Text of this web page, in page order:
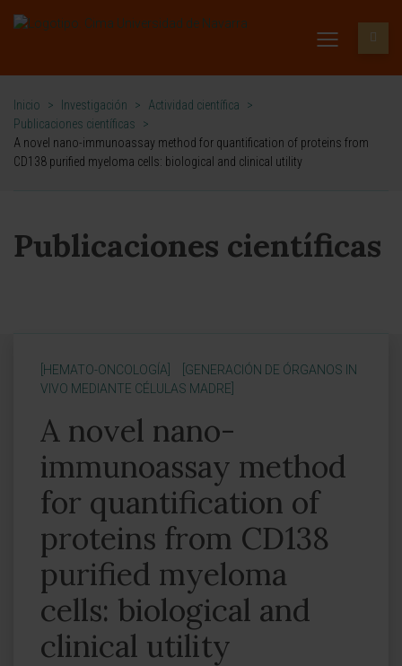
Inicio > Investigación > Actividad científica
>
Publicaciones científicas
>
A novel nano-immunoassay method for quantification of proteins from
CD138 purified myeloma cells: biological and clinical utility
Publicaciones científicas
[HEMATO-ONCOLOGÍA]
[GENERACIÓN DE ÓRGANOS IN
VIVO MEDIANTE CÉLULAS MADRE]
A novel nano-
immunoassay method
for quantification of
proteins from CD138
purified myeloma
cells: biological and
clinical utility